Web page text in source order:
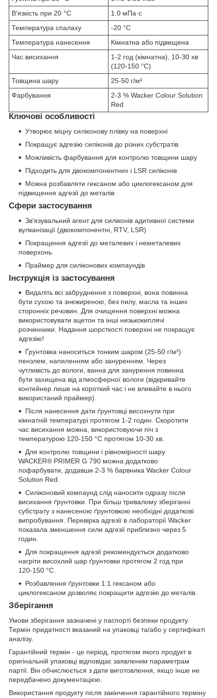
В'язкість при 20 °C
1.0 мПа·с
Температура спалаху
-20 °C
Температура нанесення
Кімнатна або підвищена
Час висихання
1-2 год (кімнатна), 10-30 хв
(120-150 °C)
Товщина шару
25-50 г/м²
Фарбування
2-3 % Wacker Colour Solution
Red
Ключові особливості
Утворює міцну силіконову плівку на поверхні
Покращує адгезію силіконів до різних субстратів
Можливість фарбування для контролю товщини шару
Підходить для двокомпонентних і LSR силіконів
Можна розбавляти гексаном або циклогексаном для
підвищення адгезії до металів
Сфери застосування
Зв'язувальний агент для силіконів адитивної системи
вулканізації (двокомпонентні, RTV, LSR)
Покращення адгезії до металевих і неметалевих
поверхонь
Праймер для силіконових компаундів
Інструкція із застосування
Видаліть всі забруднення з поверхні, вона повинна
бути сухою та знежиреною, без пилу, масла та інших
сторонніх речовин. Для очищення поверхні можна
використовувати ацетон та інші низькокиплячі
розчинники. Надання шорсткості поверхні не покращує
адгезію!
Ґрунтовка наноситься тонким шаром (25-50 г/м²)
пензлем, напиленням або зануренням. Через
чутливість до вологи, ванна для занурення повинна
бути захищена від атмосферної вологи (відкривайте
контейнер лише на короткий час і не вливайте в нього
використаний праймер).
Після нанесення дати ґрунтовці висохнути при
кімнатній температурі протягом 1-2 годин. Скоротити
час висихання можна, використовуючи піч з
температурою 120-150 °C протягом 10-30 хв.
Для контролю товщини і рівномірності шару
WACKER® PRIMER G 790 можна додатково
пофарбувати, додавши 2-3 % барвника Wacker Colour
Solution Red.
Силіконовий компаунд слід наносити одразу після
висихання ґрунтовки. При більш тривалому зберіганні
субстрату з нанесеною ґрунтовкою необхідні додаткові
випробування. Перевірка адгезії в лабораторії Wacker
показала зменшення сили адгезії приблизно через 5
годин.
Для покращення адгезії рекомендується додатково
нагріти висохлий шар ґрунтовки протягом 2 год при
120-150 °C.
Розбавлення ґрунтовки 1:1 гексаном або
циклогексаном дозволяє покращити адгезію до металів.
Зберігання
Умови зберігання зазначені у паспорті безпеки продукту.
Термін придатності вказаний на упаковці та/або у сертифікаті
аналізу.
Гарантійний термін - це період, протягом якого продукт в
оригінальній упаковці відповідає заявленим параметрам
партії. Він обчислюється з дати виготовлення, якщо інше не
передбачено документацією.
Використання продукту після закінчення гарантійного терміну